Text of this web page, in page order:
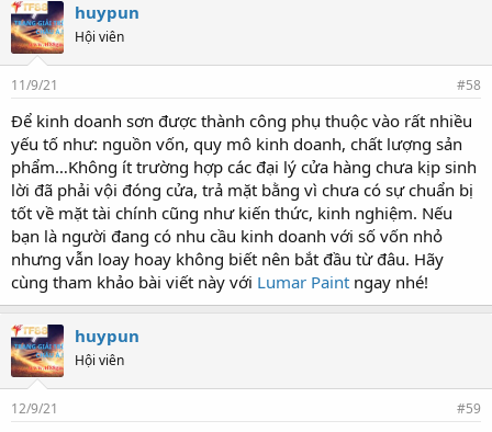
huypun
Hội viên
11/9/21 #58
Để kinh doanh sơn được thành công phụ thuộc vào rất nhiều
yếu tố như: nguồn vốn, quy mô kinh doanh, chất lượng sản
phẩm…Không ít trường hợp các đại lý cửa hàng chưa kịp sinh
lời đã phải vội đóng cửa, trả mặt bằng vì chưa có sự chuẩn bị
tốt về mặt tài chính cũng như kiến thức, kinh nghiệm. Nếu
bạn là người đang có nhu cầu kinh doanh với số vốn nhỏ
nhưng vẫn loay hoay không biết nên bắt đầu từ đâu. Hãy
cùng tham khảo bài viết này với Lumar Paint ngay nhé!
huypun
Hội viên
12/9/21 #59